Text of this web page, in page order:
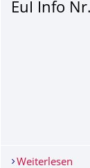
EuI Info
Weiterlesen